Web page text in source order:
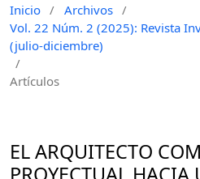
Inicio / Archivos /
Vol. 22 Núm. 2 (2025): Revista
(julio-diciembre)
/
Artículos
EL ARQUITECTO